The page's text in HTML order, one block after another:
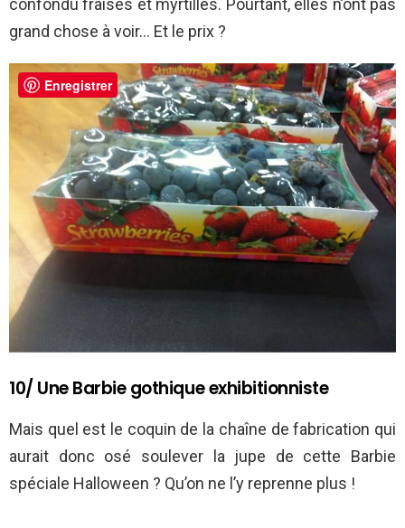
confondu fraises et myrtilles. Pourtant, elles n’ont pas
grand chose à voir… Et le prix ?
10/ Une Barbie gothique exhibitionniste
Mais quel est le coquin de la chaîne de fabrication qui
aurait donc osé soulever la jupe de cette Barbie
spéciale Halloween ? Qu’on ne l’y reprenne plus !
Enregistrer